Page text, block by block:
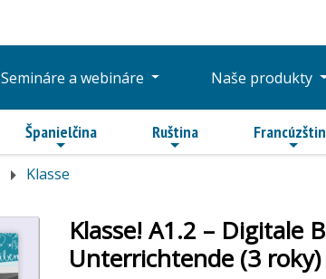
Semináre a webináre Naše produkty
Španielčina Ruština
Klasse
Klasse! A1.2 – Digitale
Unterrichtende (3 roky)